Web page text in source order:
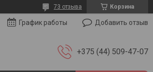
Корзина
73 отзыва
График работы Добавить отзыв
+375 (44) 509-47-07